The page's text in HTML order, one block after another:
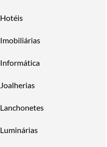
Hotéis
Imobiliárias
Informática
Joalherias
Lanchonetes
Luminárias